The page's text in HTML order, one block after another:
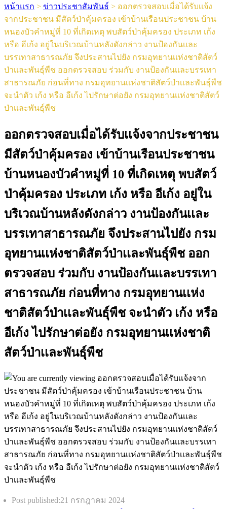
หน้าแรก > ข่าวประชาสัมพันธ์ > ออกตรวจสอบเมื่อได้รับเเจ้ง
จากประชาชน มีสัตว์ป่าคุ้มครอง เข้าบ้านเรือนประชาชน บ้าน
หนองบัวคำหมู่ที่ 10 ที่เกิดเหตุ พบสัตว์ป่าคุ้มครอง ประเภท เก้ง
หรือ อีเก้ง อยู่ในบริเวณบ้านหลังดังกล่าว งานป้องกันเเละ
บรรเทาสาธารณภัย จึงประสานไปยัง กรมอุทยานเเห่งชาติสัตว์
ป่าเเละพันธุ์พืช ออกตรวจสอบ ร่วมกับ งานป้องกันเเละบรรเทา
สาธารณภัย ก่อนที่ทาง กรมอุทยานเเห่งชาติสัตว์ป่าเเละพันธุ์พืช
จะนำตัว เก้ง หรือ อีเก้ง ไปรักษาต่อยัง กรมอุทยานเเห่งชาติสัตว์
ป่าเเละพันธุ์พืช
ออกตรวจสอบเมื่อได้รับเเจ้งจากประชาชน
มีสัตว์ป่าคุ้มครอง เข้าบ้านเรือนประชาชน
บ้านหนองบัวคำหมู่ที่ 10 ที่เกิดเหตุ พบสัตว์
ป่าคุ้มครอง ประเภท เก้ง หรือ อีเก้ง อยู่ใน
บริเวณบ้านหลังดังกล่าว งานป้องกันเเละ
บรรเทาสาธารณภัย จึงประสานไปยัง กรม
อุทยานเเห่งชาติสัตว์ป่าเเละพันธุ์พืช ออก
ตรวจสอบ ร่วมกับ งานป้องกันเเละบรรเทา
สาธารณภัย ก่อนที่ทาง กรมอุทยานเเห่ง
ชาติสัตว์ป่าเเละพันธุ์พืช จะนำตัว เก้ง หรือ
อีเก้ง ไปรักษาต่อยัง กรมอุทยานเเห่งชาติ
สัตว์ป่าเเละพันธุ์พืช
Post published:21 กรกฎาคม 2024